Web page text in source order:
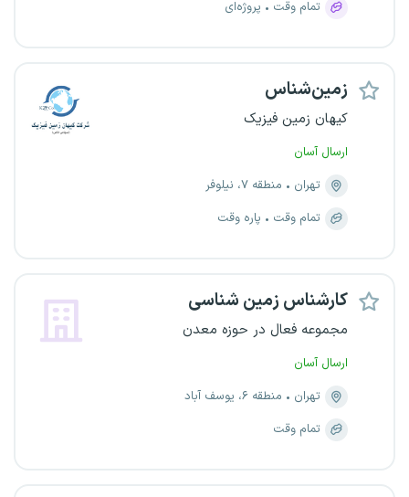
تمام وقت
پروژه‌ای
زمین‌شناس
کیهان زمین فیزیک
ارسال آسان
تهران
منطقه ۷، نیلوفر
تمام وقت
پاره وقت
کارشناس زمین شناسی
مجموعه فعال در حوزه معدن
ارسال آسان
تهران
منطقه ۶، یوسف آباد
تمام وقت